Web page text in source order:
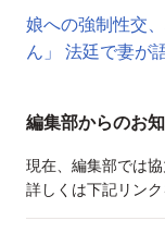
娘への強制性交
ん」 法廷で妻が
編集部からのお
現在、編集部では
詳しくは下記リンク